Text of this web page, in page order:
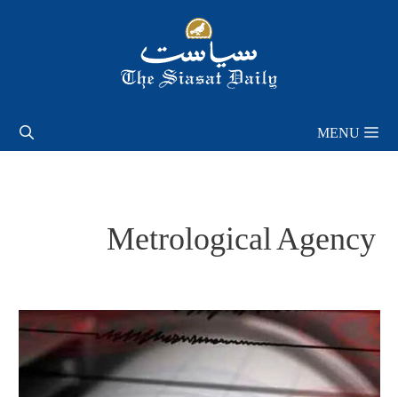
MENU
Metrological Agency